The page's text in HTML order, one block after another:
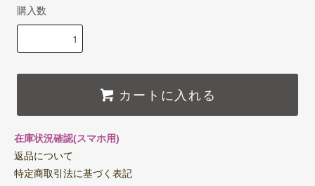
購入数
カートに入れる
在庫状況確認(スマホ用)
返品について
特定商取引法に基づく表記